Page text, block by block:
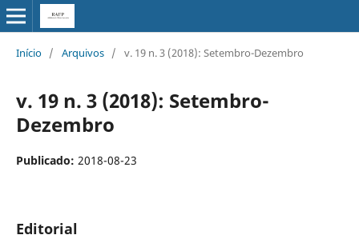
Início / Arquivos / v. 19 n. 3 (2018): Setembro-Dezembro
v. 19 n. 3 (2018): Setembro-
Dezembro
Publicado: 2018-08-23
Editorial